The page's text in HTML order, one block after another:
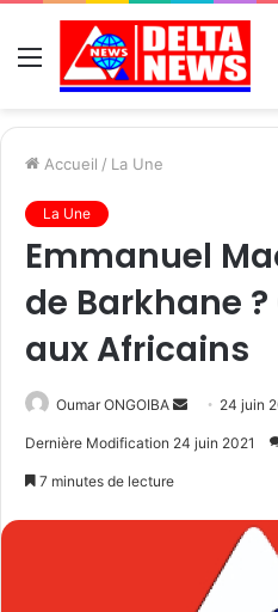
Menu
Accueil / La Une
La Une
Emmanuel
de Barkhane
aux Africains
Oumar ONGOIBA
Send 24 juin
Dernière Modification 24 juin 2021
7 minutes de lecture